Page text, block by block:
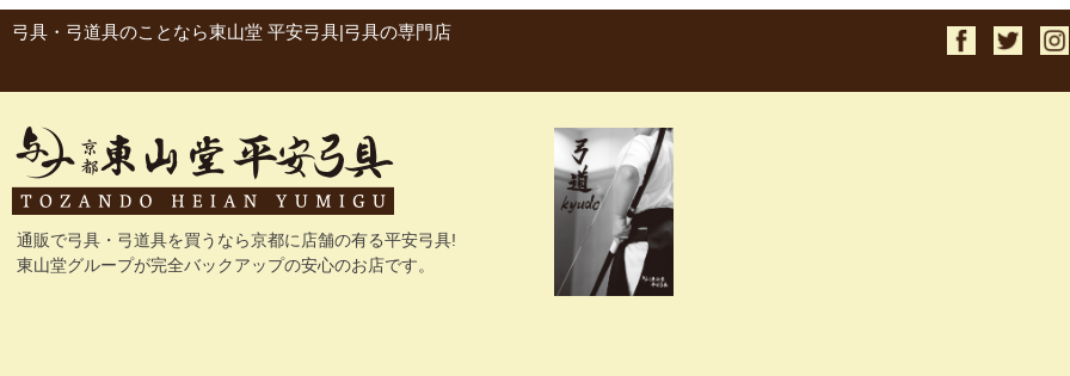
弓具・弓道具のことなら東山堂 平安弓具|弓具の専門店
通販で弓具・弓道具を買うなら京都に店舗の有る平安弓具!
東山堂グループが完全バックアップの安心のお店です。